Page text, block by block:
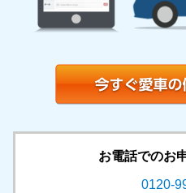
お電話でのお
0120-